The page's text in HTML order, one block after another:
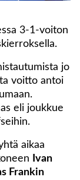
3-1-voiton
jo
voitto antoi
eli joukkue
aikaa
Ivan
Frankin